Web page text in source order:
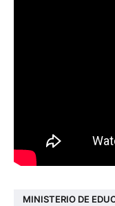
MINISTERIO DE